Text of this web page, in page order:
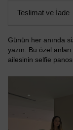
Teslimat ve İade
Günün her anında
yazın. Bu özel
ailesinin selfie